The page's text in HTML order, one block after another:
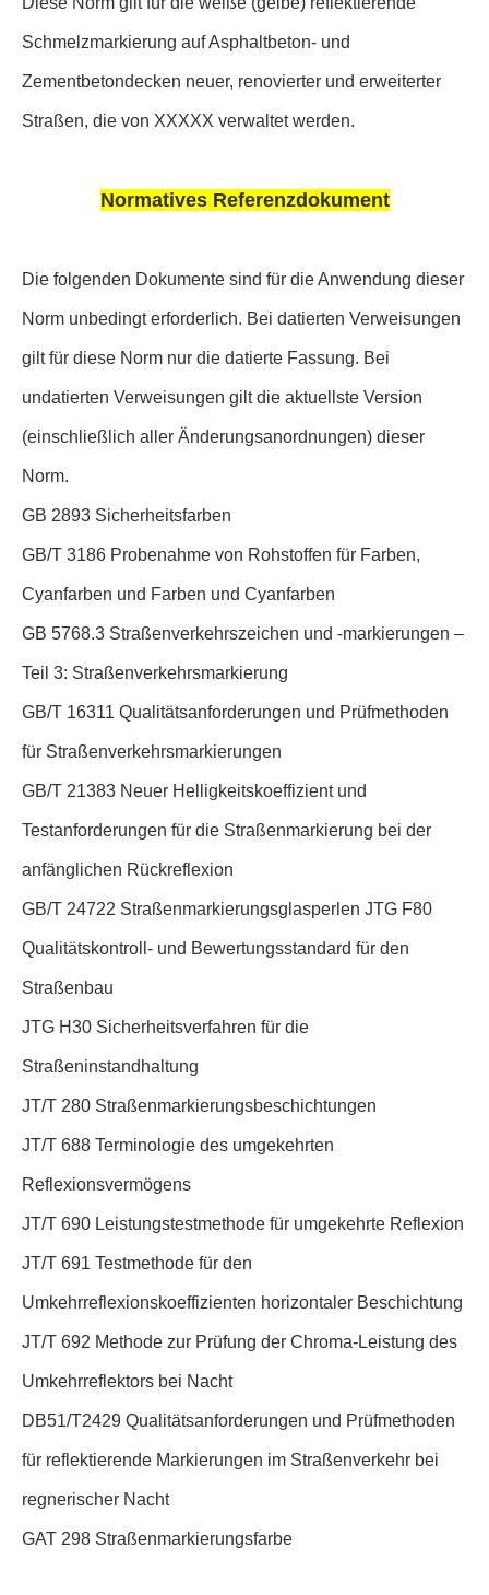
Schmelzmarkierung auf Asphaltbeton- und
Zementbetondecken neuer, renovierter und erweiterter
Straßen, die von XXXXX verwaltet werden.
Normatives Referenzdokument
Die folgenden Dokumente sind für die Anwendung dieser
Norm unbedingt erforderlich. Bei datierten Verweisungen
gilt für diese Norm nur die datierte Fassung. Bei
undatierten Verweisungen gilt die aktuellste Version
(einschließlich aller Änderungsanordnungen) dieser
Norm.
GB 2893 Sicherheitsfarben
GB/T 3186 Probenahme von Rohstoffen für Farben,
Cyanfarben und Farben und Cyanfarben
GB 5768.3 Straßenverkehrszeichen und -markierungen –
Teil 3: Straßenverkehrsmarkierung
GB/T 16311 Qualitätsanforderungen und Prüfmethoden
für Straßenverkehrsmarkierungen
GB/T 21383 Neuer Helligkeitskoeffizient und
Testanforderungen für die Straßenmarkierung bei der
anfänglichen Rückreflexion
GB/T 24722 Straßenmarkierungsglasperlen JTG F80
Qualitätskontroll- und Bewertungsstandard für den
Straßenbau
JTG H30 Sicherheitsverfahren für die
Straßeninstandhaltung
JT/T 280 Straßenmarkierungsbeschichtungen
JT/T 688 Terminologie des umgekehrten
Reflexionsvermögens
JT/T 690 Leistungstestmethode für umgekehrte Reflexion
JT/T 691 Testmethode für den
Umkehrreflexionskoeffizienten horizontaler Beschichtung
JT/T 692 Methode zur Prüfung der Chroma-Leistung des
Umkehrreflektors bei Nacht
DB51/T2429 Qualitätsanforderungen und Prüfmethoden
für reflektierende Markierungen im Straßenverkehr bei
regnerischer Nacht
GAT 298 Straßenmarkierungsfarbe